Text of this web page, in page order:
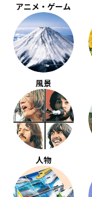
アニメ・ゲーム
風景
人物